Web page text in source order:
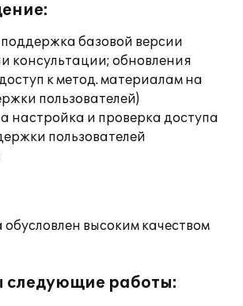
базовой версии
консультации; обновления
к метод. материалам на
пользователей)
настройка и проверка доступа
пользователей
высоким качеством
следующие работы: